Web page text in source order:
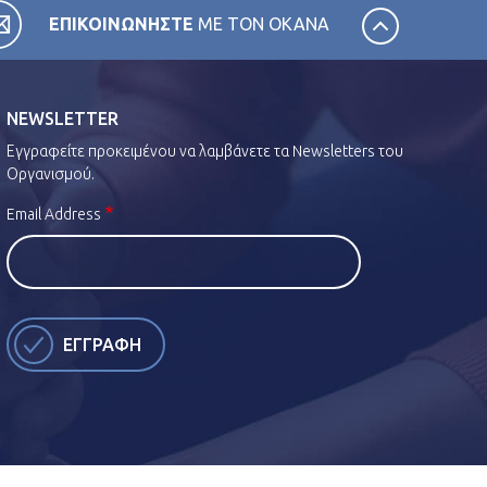
ΕΠΙΚΟΙΝΩΝΗΣΤΕ ΜΕ ΤΟΝ ΟΚΑΝΑ
όρους χρήσης
NEWSLETTER
Εγγραφείτε προκειμένου να λαμβάνετε τα Newsletters του
Οργανισμού.
Email Address
ΕΓΓΡΑΦΗ